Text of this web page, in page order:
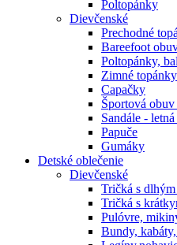
Poltopánky
Dievčenské
Prechodné
Bareefoot
Poltopánky,
Zimné topánky
Capačky
Športová
Sandále -
Papuče
Gumáky
Detské oblečenie
Dievčenské
Tričká s
Tričká s
Pulóvre,
Bundy, kabáty,